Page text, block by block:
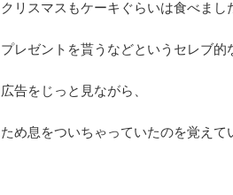
クリスマスもケーキぐらいは食べまし
プレゼントを貰うなどというセレブ的
広告をじっと見ながら、
ため息をついちゃっていたのを覚えて